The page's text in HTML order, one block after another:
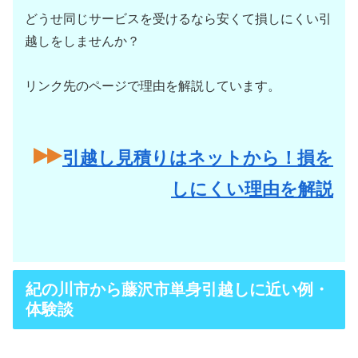
どうせ同じサービスを受けるなら安くて損しにくい引
越しをしませんか？
リンク先のページで理由を解説しています。
引越し見積りはネットから！損を
しにくい理由を解説
紀の川市から藤沢市単身引越しに近い例・
体験談